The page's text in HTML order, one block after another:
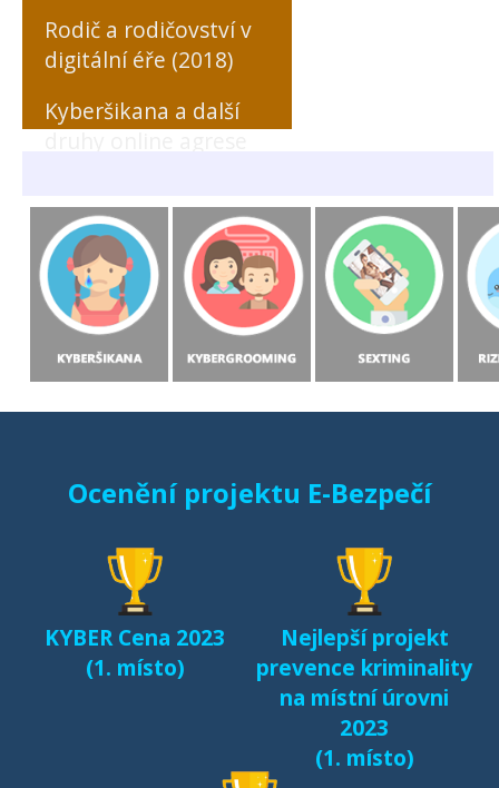
Rodič a rodičovství v
digitální éře (2018)
Kyberšikana a další
(MONO, 2018)
Rizikové formy
chování českých a
slovenských dětí v
prostředí internetu
(MONO, 2015)
Sexting a rizikové
dětí v kyberprostoru
Fenomén Minecraft v
českém prostředí
Další výsledky jsou k
Ocenění projektu E-Bezpečí
KYBER Cena 2023
(1. místo)
Nejlepší projekt
prevence kriminality
na místní úrovni
2023
(1. místo)